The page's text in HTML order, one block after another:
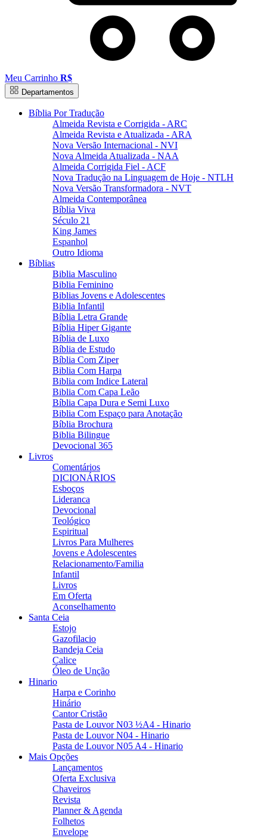
Meu Carrinho R$
Departamentos
Bíblia Por Tradução
Almeida Revista e Corrigida - ARC
Almeida Revista e Atualizada - ARA
Nova Versão Internacional - NVI
Nova Almeida Atualizada - NAA
Almeida Corrigida Fiel - ACF
Nova Tradução na Linguagem de Hoje - NTLH
Nova Versão Transformadora - NVT
Almeida Contemporânea
Bíblia Viva
Século 21
King James
Espanhol
Outro Idioma
Bíblias
Biblia Masculino
Biblia Feminino
Biblias Jovens e Adolescentes
Biblia Infantil
Bíblia Letra Grande
Bíblia Hiper Gigante
Bíblia de Luxo
Bíblia de Estudo
Bíblia Com Ziper
Biblia Com Harpa
Biblia com Indice Lateral
Biblia Com Capa Leão
Bíblia Capa Dura e Semi Luxo
Biblia Com Espaço para Anotação
Bíblia Brochura
Biblia Bilingue
Devocional 365
Livros
Comentários
DICIONÁRIOS
Esboços
Lideranca
Devocional
Teológico
Espiritual
Livros Para Mulheres
Jovens e Adolescentes
Relacionamento/Familia
Infantil
Livros
Em Oferta
Aconselhamento
Santa Ceia
Estojo
Gazofilacio
Bandeja Ceia
Calice
Óleo de Unção
Hinario
Harpa e Corinho
Hinário
Cantor Cristão
Pasta de Louvor N03 ½A4 - Hinario
Pasta de Louvor N04 - Hinario
Pasta de Louvor N05 A4 - Hinario
Mais Opções
Lançamentos
Oferta Exclusiva
Chaveiros
Revista
Planner & Agenda
Folhetos
Envelope